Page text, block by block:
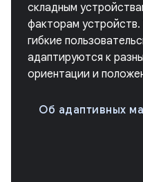
складным
факторам устройств.
гибкие
адаптируются к
ориентации и
Об адаптивных